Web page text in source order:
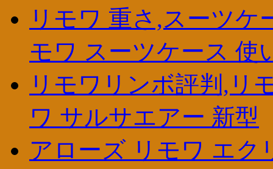
リモワ 重さ,スーツ
モワ スーツケース 使
リモワリンボ評判,リ
ワ サルサエアー 新型
アローズ リモワ エク